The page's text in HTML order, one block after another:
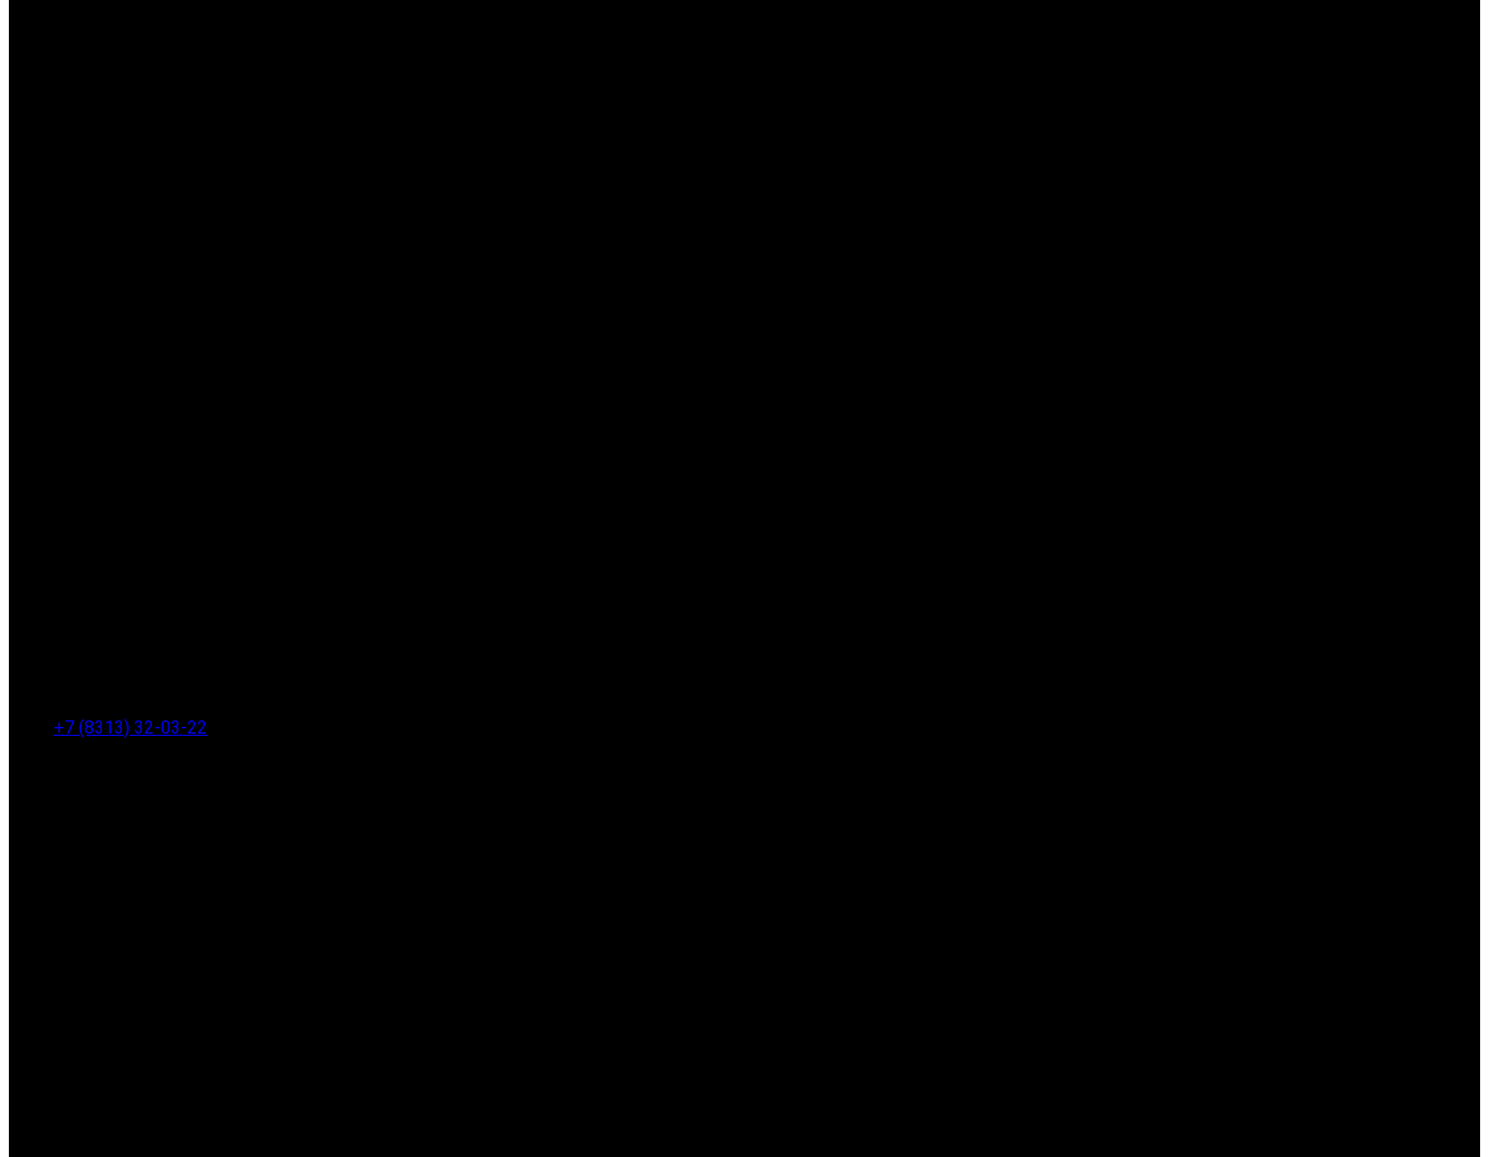
+7 (8313) 32-03-22